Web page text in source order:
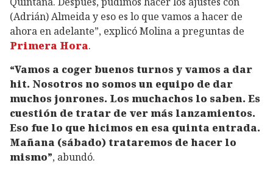
(Adrián) Almeida y eso es lo que vamos a hacer de
ahora en adelante”, explicó Molina a preguntas de
Primera Hora.
“Vamos a coger buenos turnos y vamos a dar
hit. Nosotros no somos un equipo de dar
muchos jonrones. Los muchachos lo saben. Es
cuestión de tratar de ver más lanzamientos.
Eso fue lo que hicimos en esa quinta entrada.
Mañana (sábado) trataremos de hacer lo
mismo”, abundó.